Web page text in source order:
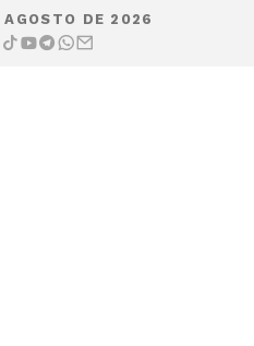
DE 2026